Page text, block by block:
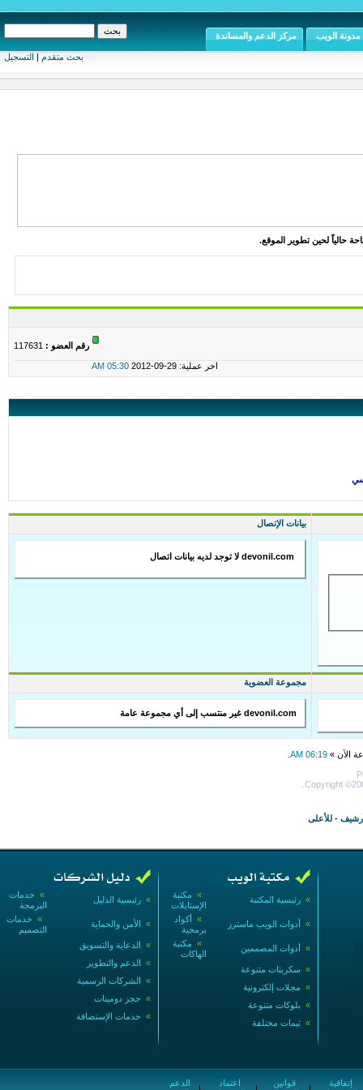
بحث متقدم | التسجيل
مدونة الويب مركز الدعم والمساندة
حالياً لحين تطوير الموقع.
رقم العضو :
اخر عملية: 29-09-2012 05:30 AM
بيانات الإتصال
devonil.com لا توجد لديه بيانات اتصال
مجموعة العضوية
devonil.com غير منتسب إلى أي مجموعة عامة
الآن » 06:19 AM
Copyright
- للأعلى
» خدمات
البرمجة
» رئيسية الدليل
» خدمات
التصميم
» الأمن والحماية
» الدعاية والتسويق
» الدعم والتطوير
» الشركات الرسمية
» حجز دومينات
» خدمات الإستضافة
» مكتبة
الإستايلات
» رئيسية المكتبة
» أكواد
برمجية
» أدوات الويب ماسترز
» مكتبة
الهاكات
» أدوات المصممين
» سكربتات متنوعة
» مجلات إلكترونية
» بلوكات متنوعة
» ثيمات مختلفة